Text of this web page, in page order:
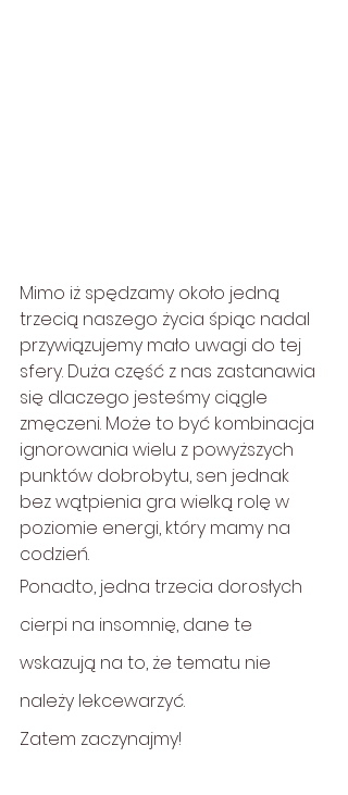
Mimo iż spędzamy około jedną
trzecią naszego życia śpiąc nadal
przywiązujemy mało uwagi do tej
sfery. Duża część z nas zastanawia
się dlaczego jesteśmy ciągle
zmęczeni. Może to być kombinacja
ignorowania wielu z powyższych
punktów dobrobytu, sen jednak
bez wątpienia gra wielką rolę w
poziomie energi, który mamy na
codzień.
Ponadto, jedna trzecia dorosłych
cierpi na insomnię, dane te
wskazują na to, że tematu nie
należy lekcewarzyć.
Zatem zaczynajmy!